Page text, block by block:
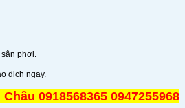
phơi.
dịch ngay.
0918568365 0947255968